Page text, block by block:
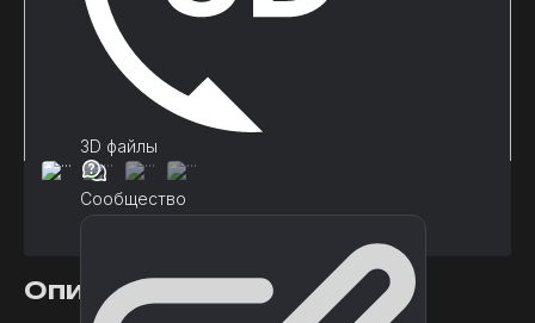
3D файлы
Сообщество
Описание